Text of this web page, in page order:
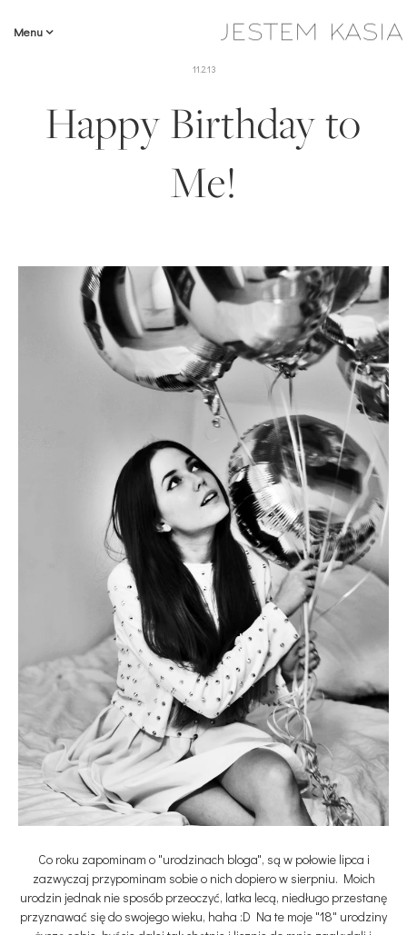
Menu
11.2.13
Happy Birthday to
Me!
Co roku zapominam o "urodzinach bloga", są w połowie lipca i
zazwyczaj przypominam sobie o nich dopiero w sierpniu. Moich
urodzin jednak nie sposób przeoczyć, latka lecą, niedługo przestanę
przyznawać się do swojego wieku, haha :D Na te moje "18" urodziny